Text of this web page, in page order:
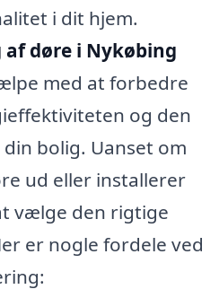
i dit hjem.
døre i Nykøbing
med at forbedre
og den
bolig. Uanset om
ud eller installerer
vælge den rigtige
er nogle fordele ved